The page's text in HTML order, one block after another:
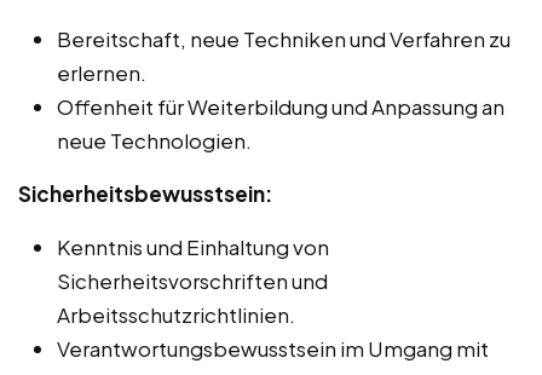
Bereitschaft, neue Techniken und Verfahren zu
erlernen.
Offenheit für Weiterbildung und Anpassung an
neue Technologien.
Sicherheitsbewusstsein:
Kenntnis und Einhaltung von
Sicherheitsvorschriften und
Arbeitsschutzrichtlinien.
Verantwortungsbewusstsein im Umgang mit